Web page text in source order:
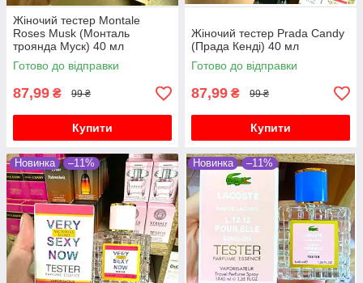
Жіночий тестер Montale
Roses Musk (Монталь
троянда Муск) 40 мл
Готово до відправки
87,99 ₴ 99 ₴
Купити
Жіночий тестер Prada Candy
(Прада Кенді) 40 мл
Готово до відправки
87,99 ₴ 99 ₴
Купити
Новинка –11% Новинка –11%